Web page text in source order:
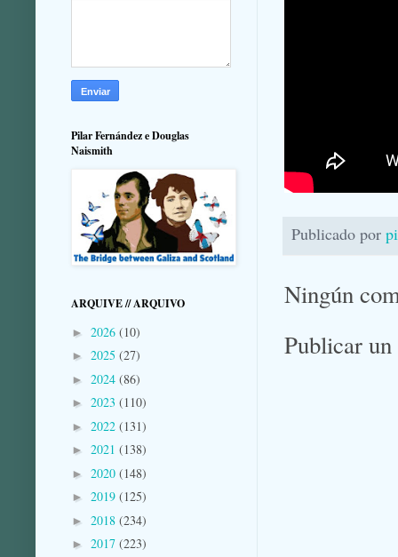
Publicado por
Ningún
Publicar
Pilar Fernández e Douglas
Naismith
ARQUIVE // ARQUIVO
► 2026 (10)
► 2025 (27)
► 2024 (86)
► 2023 (110)
► 2022 (131)
► 2021 (138)
► 2020 (148)
► 2019 (125)
► 2018 (234)
► 2017 (223)